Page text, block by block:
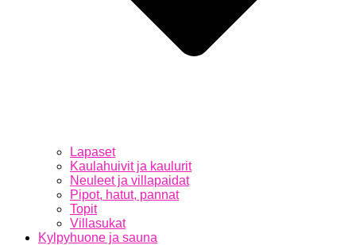
Lapaset
Kaulahuivit ja kaulurit
Neuleet ja villapaidat
Pipot, hatut, pannat
Topit
Villasukat
Kylpyhuone ja sauna